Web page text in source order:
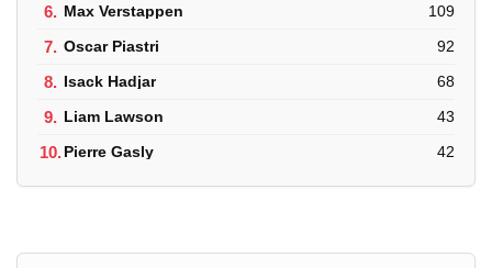
6. Max Verstappen 109
7. Oscar Piastri 92
8. Isack Hadjar 68
9. Liam Lawson 43
10.Pierre Gasly 42